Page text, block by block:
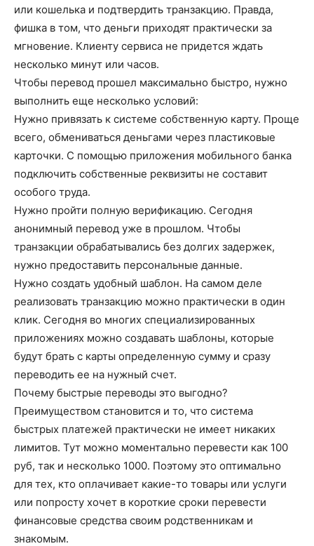
или кошелька и подтвердить транзакцию. Правда,
фишка в том, что деньги приходят практически за
мгновение. Клиенту сервиса не придется ждать
несколько минут или часов.
Чтобы перевод прошел максимально быстро, нужно
выполнить еще несколько условий:
Нужно привязать к системе собственную карту. Проще
всего, обмениваться деньгами через пластиковые
карточки. С помощью приложения мобильного банка
подключить собственные реквизиты не составит
особого труда.
Нужно пройти полную верификацию. Сегодня
анонимный перевод уже в прошлом. Чтобы
транзакции обрабатывались без долгих задержек,
нужно предоставить персональные данные.
Нужно создать удобный шаблон. На самом деле
реализовать транзакцию можно практически в один
клик. Сегодня во многих специализированных
приложениях можно создавать шаблоны, которые
будут брать с карты определенную сумму и сразу
переводить ее на нужный счет.
Почему быстрые переводы это выгодно?
Преимуществом становится и то, что система
быстрых платежей практически не имеет никаких
лимитов. Тут можно моментально перевести как 100
руб, так и несколько 1000. Поэтому это оптимально
для тех, кто оплачивает какие-то товары или услуги
или попросту хочет в короткие сроки перевести
финансовые средства своим родственникам и
знакомым.